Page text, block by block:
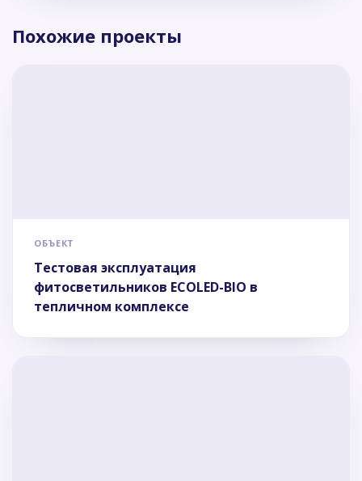
Похожие проекты
ОБЪЕКТ
Тестовая эксплуатация
фитосветильников ECOLED-BIO в
тепличном комплексе